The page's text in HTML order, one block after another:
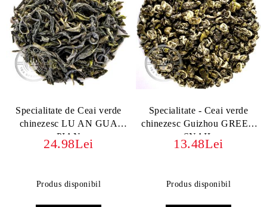
Specialitate de Ceai verde
chinezesc LU AN GUA
PIAN
24.98Lei
Produs disponibil
Specialitate - Ceai verde
chinezesc Guizhou GREEN
SNAIL
13.48Lei
Produs disponibil